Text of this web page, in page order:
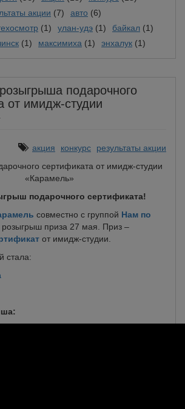
акции (7) авто (6)
(1) улан-удэ (1) байкал (1)
(1) максимиха (1) энхалук (1)
подарочного
от имидж-студии
акция конкурс результаты акции
подарочного сертификата!
совместно с группой Нам по
розыгрыш приза 27 мая. Приз –
от имидж-студии.
стала: